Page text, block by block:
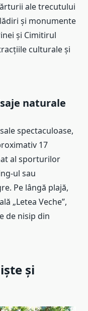
ale trecutului
și monumente
și Cimitirul
culturale și
naturale
spectaculoase,
17
al sporturilor
ul sau
Pe lângă plajă,
„Letea Veche”,
de nisip din
și